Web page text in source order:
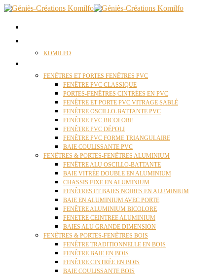
KOMILFO
FENÊTRES ET PORTES FENÊTRES PVC
FENÊTRE PVC CLASSIQUE
PORTES-FENÊTRES CINTRÉES EN PVC
FENÊTRE ET PORTE PVC VITRAGE SABLÉ
FENÊTRE OSCILLO-BATTANTE PVC
FENÊTRE PVC BICOLORE
FENÊTRE PVC DÉPOLI
FENÊTRE PVC FORME TRIANGULAIRE
BAIE COULISSANTE PVC
FENÊTRES & PORTES-FENÊTRES ALUMINIUM
FENÊTRE ALU OSCILLO-BATTANTE
BAIE VITRÉE DOUBLE EN ALUMINIUM
CHASSIS FIXE EN ALUMINIUM
FENÊTRES ET BAIES NOIRES EN ALUMINIUM
BAIE EN ALUMINIUM AVEC PORTE
FENÊTRE ALUMINIUM BICOLORE
FENETRE CEINTREE ALUMINIUM
BAIES ALU GRANDE DIMENSION
FENÊTRES & PORTES-FENÊTRES BOIS
FENÊTRE TRADITIONNELLE EN BOIS
FENÊTRE BAIE EN BOIS
FENÊTRE CINTRÉE EN BOIS
BAIE COULISSANTE BOIS